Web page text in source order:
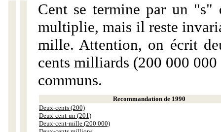
Cent se termine par un "s"
multiplie, mais il reste
mille. Attention, on écrit
cents milliards (200 000
communs.
Recommandation de 1990
Deux-cents (200)
Deux-cent-un (201)
Deux-cent-mille (200 000)